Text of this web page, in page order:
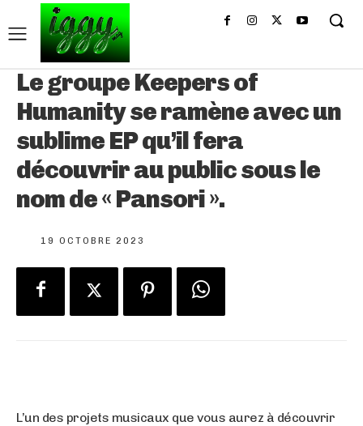
Le groupe Keepers of
Humanity se ramène avec un
sublime EP qu’il fera
découvrir au public sous le
nom de « Pansori ».
19 OCTOBRE 2023
L’un des projets musicaux que vous aurez à découvrir